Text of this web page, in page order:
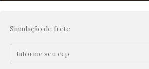
Simulação de frete